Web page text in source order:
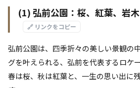
(1) 弘前公園：桜、紅葉、岩
🔗 リンクをコピー
弘前公園は、四季折々の美しい景観の
グを叶えられる、弘前を代表するロケ
春は桜、秋は紅葉と、一生の思い出に